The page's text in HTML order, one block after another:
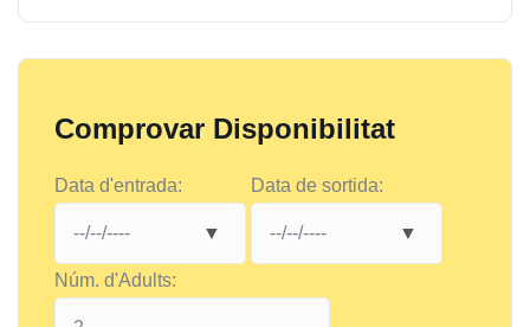
Comprovar Disponibilitat
Data d'entrada: Data de sortida:
Núm. d'Adults: